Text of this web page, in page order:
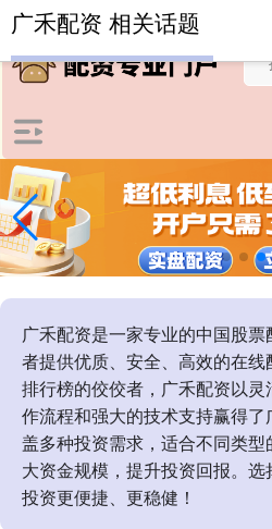
-->
广禾配资是一家专业的中国股
者提供优质、安全、高效的在
排行榜的佼佼者，广禾配资以
作流程和强大的技术支持赢得
盖多种投资需求，适合不同类
大资金规模，提升投资回报。
投资更便捷、更稳健！
广禾配资 相关话题